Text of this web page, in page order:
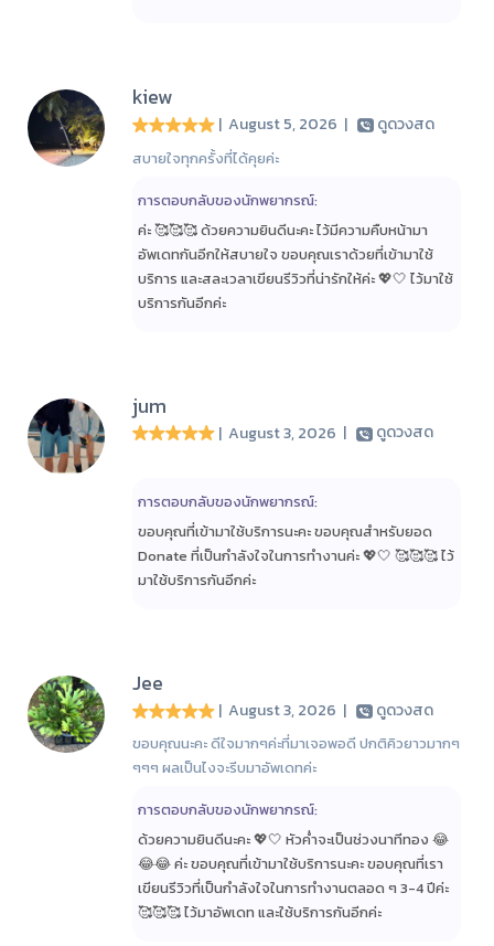
kiew
| August 5, 2026 | ดูดวงสด
สบายใจทุกครั้งที่ได้คุยค่ะ
การตอบกลับของนักพยากรณ์:
ค่ะ 🥰🥰🥰 ด้วยความยินดีนะคะ ไว้มีความคืบหน้ามา
อัพเดทกันอีกให้สบายใจ ขอบคุณเราด้วยที่เข้ามาใช้
บริการ และสละเวลาเขียนรีวิวที่น่ารักให้ค่ะ 💖🤍 ไว้มาใช้
บริการกันอีกค่ะ
jum
| August 3, 2026 | ดูดวงสด
การตอบกลับของนักพยากรณ์:
ขอบคุณที่เข้ามาใช้บริการนะคะ ขอบคุณสำหรับยอด
Donate ที่เป็นกำลังใจในการทำงานค่ะ 💖🤍 🥰🥰🥰 ไว้
มาใช้บริการกันอีกค่ะ
Jee
| August 3, 2026 | ดูดวงสด
ขอบคุณนะคะ ดีใจมากๆค่ะที่มาเจอพอดี ปกติคิวยาวมากๆ
ๆๆๆ ผลเป็นไงจะรีบมาอัพเดทค่ะ
การตอบกลับของนักพยากรณ์:
ด้วยความยินดีนะคะ 💖🤍 หัวค่ำจะเป็นช่วงนาทีทอง 😂
😂😂 ค่ะ ขอบคุณที่เข้ามาใช้บริการนะคะ ขอบคุณที่เรา
เขียนรีวิวที่เป็นกำลังใจในการทำงานตลอด ๆ 3-4 ปีค่ะ
🥰🥰🥰 ไว้มาอัพเดท และใช้บริการกันอีกค่ะ